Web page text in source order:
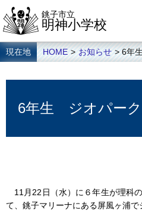
銚子市立
明神小学校
現在地 HOME > お知らせ > 6年
6年生 ジオパー
11月22日（水）に６年生が理科
て、銚子マリーナにある屏風ヶ浦で